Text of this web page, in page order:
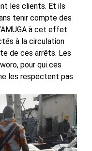
les clients. Et ils
tenir compte des
à cet effet.
à la circulation
de ces arrêts. Les
pour qui ces
les respectent pas